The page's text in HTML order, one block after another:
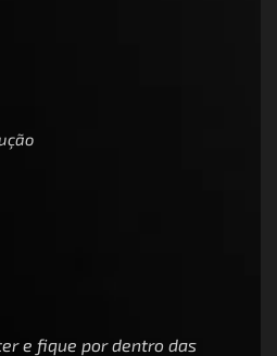
e fique por dentro das